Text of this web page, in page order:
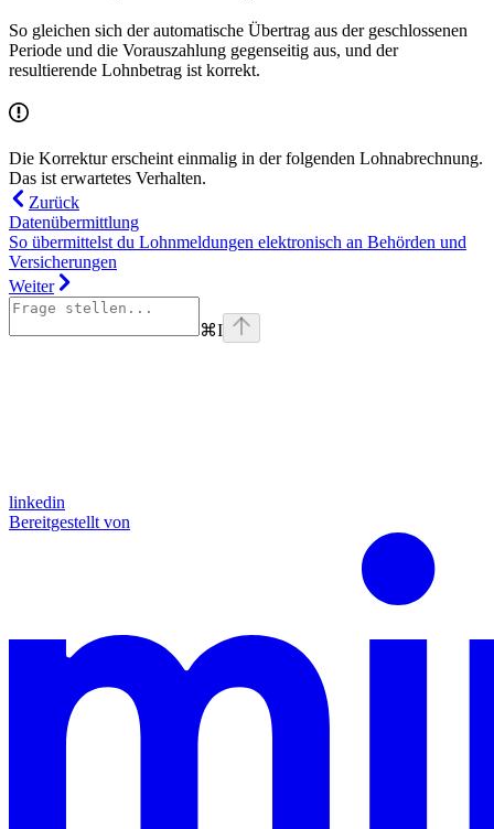
So gleichen sich der automatische Übertrag aus der geschlossenen
Periode und die Vorauszahlung gegenseitig aus, und der
resultierende Lohnbetrag ist korrekt.
Die Korrektur erscheint einmalig in der folgenden Lohnabrechnung.
Das ist erwartetes Verhalten.
Zurück
Datenübermittlung
So übermittelst du Lohnmeldungen elektronisch an Behörden und
Versicherungen
Weiter
⌘I
linkedin
Bereitgestellt von